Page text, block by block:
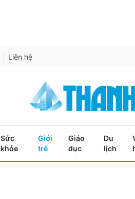
Liên hệ
Sức
khỏe
Giới
trẻ
Giáo
dục
Du
lịch